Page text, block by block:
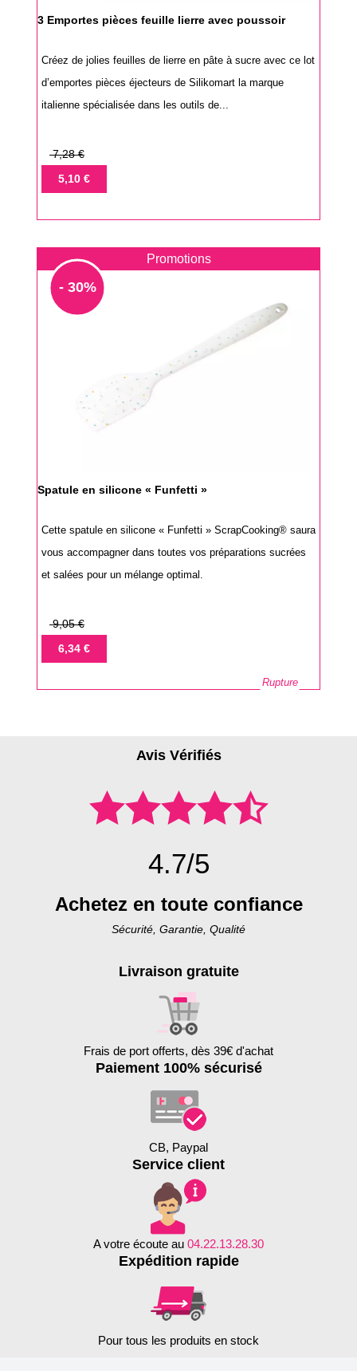
3 Emportes pièces feuille lierre avec poussoir
Créez de jolies feuilles de lierre en pâte à sucre avec ce lot
d’emportes pièces éjecteurs de Silikomart la marque
italienne spécialisée dans les outils de...
Prix
base
7,28 €
Prix5,10 €
Promotions
- 30%
Spatule en silicone « Funfetti »
Cette spatule en silicone « Funfetti » ScrapCooking® saura
vous accompagner dans toutes vos préparations sucrées
et salées pour un mélange optimal.
Prix
base
9,05 €
Prix6,34 €
Rupture
Avis Vérifiés
4.7/5
Achetez en toute confiance
Sécurité, Garantie, Qualité
Livraison gratuite
Frais de port offerts, dès 39€ d'achat
Paiement 100% sécurisé
CB, Paypal
Service client
A votre écoute au 04.22.13.28.30
Expédition rapide
Pour tous les produits en stock